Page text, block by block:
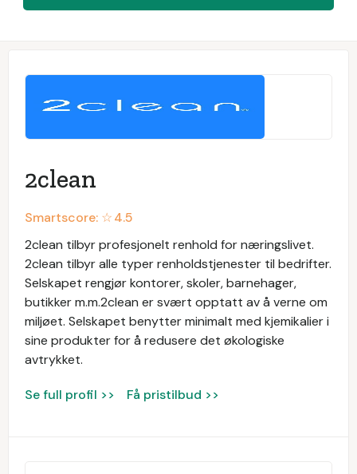
2clean
Smartscore: ☆4.5
2clean tilbyr profesjonelt renhold for næringslivet.
2clean tilbyr alle typer renholdstjenester til bedrifter.
Selskapet rengjør kontorer, skoler, barnehager,
butikker m.m.2clean er svært opptatt av å verne om
miljøet. Selskapet benytter minimalt med kjemikalier i
sine produkter for å redusere det økologiske
avtrykket.
Se full profil >> Få pristilbud >>